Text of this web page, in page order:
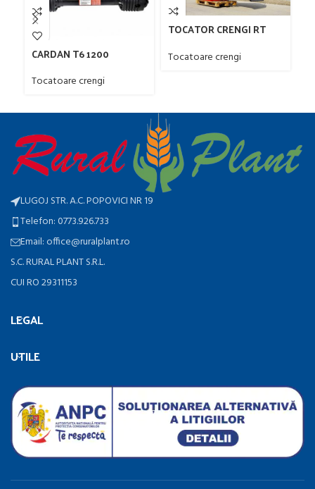
CARDAN T6 1200
Tocatoare crengi
TOCATOR CRENGI RT
Tocatoare crengi
LUGOJ STR. A.C. POPOVICI NR 19
Telefon: 0773.926.733
Email: office@ruralplant.ro
S.C. RURAL PLANT S.R.L.
CUI RO 29311153
LEGAL
UTILE